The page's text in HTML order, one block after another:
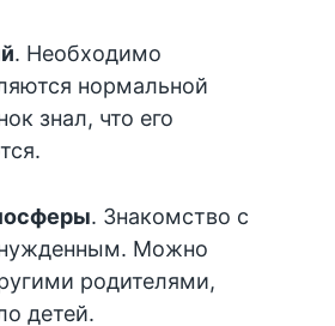
. Необходимо
нормальной
знал, что его
. Знакомство с
Можно
родителями,
детей.